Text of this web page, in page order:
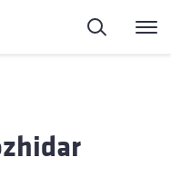
Pesquisa